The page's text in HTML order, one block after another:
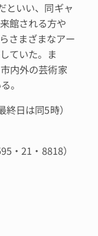
といい、同ギャ
館される方や
さまざまなアー
ていた。ま
内外の芸術家
。
日は同5時）
・21・8818）